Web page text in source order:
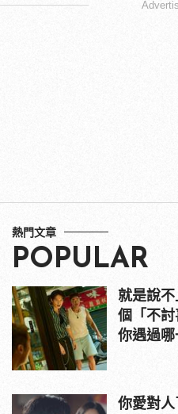
熱門文章
POPULAR
就是說
個「不討
你遇過哪
你愛對